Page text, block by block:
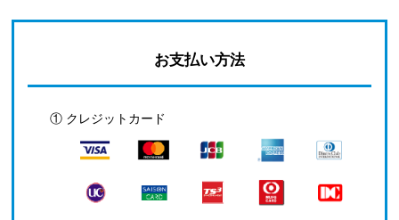
お支払い方法
① クレジットカード